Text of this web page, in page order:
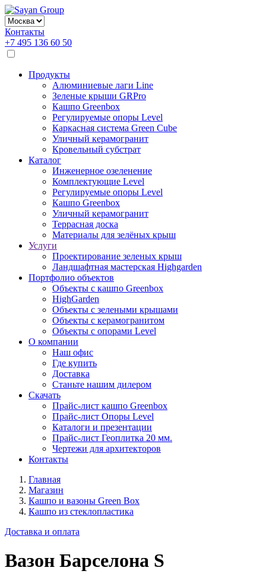
Контакты
+7 495 136 60 50
Продукты
Алюминиевые лаги Line
Зеленые крыши GRPro
Кашпо Greenbox
Регулируемые опоры Level
Каркасная система Green Cube
Уличный керамогранит
Кровельный субстрат
Каталог
Инженерное озеленение
Комплектующие Level
Регулируемые опоры Level
Кашпо Greenbox
Уличный керамогранит
Террасная доска
Материалы для зелёных крыш
Услуги
Проектирование зеленых крыш
Ландшафтная мастерская Highgarden
Портфолио объектов
Объекты с кашпо Greenbox
HighGarden
Объекты с зелеными крышами
Объекты с керамогранитом
Объекты с опорами Level
О компании
Наш офис
Где купить
Доставка
Станьте нашим дилером
Скачать
Прайс-лист кашпо Greenbox
Прайс-лист Опоры Level
Каталоги и презентации
Прайс-лист Геоплитка 20 мм.
Чертежи для архитекторов
Контакты
Главная
Магазин
Кашпо и вазоны Green Box
Кашпо из стеклопластика
Доставка и оплата
Вазон Барселона S